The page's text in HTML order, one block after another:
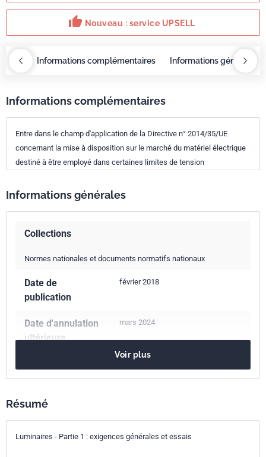
thumb_up Nouveau : service UPSELL
Informations complémentaires Informations générales
Informations complémentaires
Entre dans le champ d'application de la Directive n° 2014/35/UE
concernant la mise à disposition sur le marché du matériel électrique
destiné à être employé dans certaines limites de tension
Informations générales
Collections
Normes nationales et documents normatifs nationaux
Date de
publication
février 2018
Date d'annulation
ultérieure
mars 2024
Indice de
C71-000-1/A1
Voir plus
Résumé
Luminaires - Partie 1 : exigences générales et essais